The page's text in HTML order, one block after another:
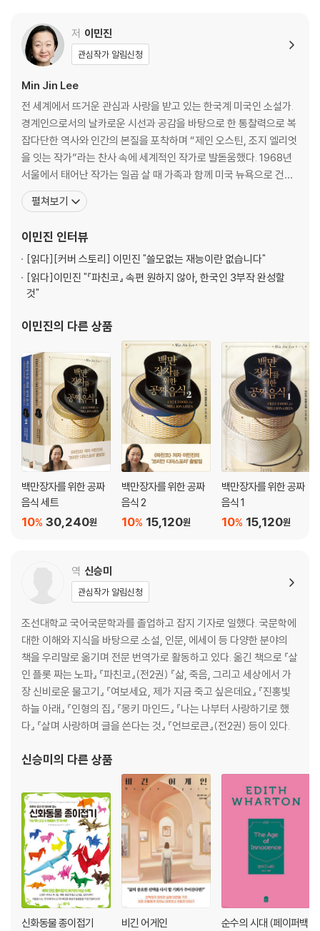
‘한국 독자를 위한 서문’ 특별 수록 2022년 새로운 번역으로 돌아온 『파친
코』에 이어, 이민진 작가의 ‘코리안 디아스포라’ 삼부작의 첫 번째 소설인
『백만장자를 위한 공짜 음식』이 한국 독자를 찾아왔다. 1990년대 뉴욕을
배경으로 한국계 이민 2세대 여성인 케이시 한과 동생 티나 한, 친구 엘라
정한 월 스트리트에서나, 이민자의 고단함이 느껴지는 퀸스에서나 반은 한
국인이고 반은 미국인인 이들의 삶은 결코 녹록치 않다.
[도서] 백만장자를 위한 공짜 음식 2
이해받지 못하는 슬픔을 안고 사는 사람들 아픔을 나눌 줄 아는 사람들 그
러나 그 안에서도 철저히 혼자인 당신의 이야기 세계적 베스트셀러 『파친
디터스 초이스, 《타임스》, 《USA투데이》 선정 올해의 책 2022년 새로운
번역으로 돌아온 『파친코』에 이어, 이민진 작가의 ‘코리안 디아스포라’ 삼
부작의 첫 번째 소설인 『백만장자를 위한 공짜 음식』이 한국 독자를 찾아
왔다. 1990년대 뉴욕을 배경으로 한국계 이민 2세대 여성인 케이시 한과
이는 맨해튼에서나, 비정한 월 스트리트에서나, 이민자의 고단함이 느껴
않다. 재능 넘치고 좋은 교육까지 받았음에도 성공의 문턱에서 미끄러지는
이들의 좌절은 이민 1세대인 부모 세대의 것과는 다르기에 더욱 안타깝다.
저 이민진
관심작가 알림신청
Min Jin Lee
전 세계에서 뜨거운 관심과 사랑을 받고 있는 한국계 미국인 소설가.
경계인으로서의 날카로운 시선과 공감을 바탕으로 한 통찰력으로 복
잡다단한 역사와 인간의 본질을 포착하며 “제인 오스틴, 조지 엘리엇
을 잇는 작가”라는 찬사 속에 세계적인 작가로 발돋움했다. 1968년
서울에서 태어난 작가는 일곱 살 때 가족과 함께 미국 뉴욕으로 건너
갔다. 예일대학교에서 역사학을 공부한 후 조지타운대학교 로스쿨을
졸업하고 변호사로 일했으나, 건강 문제로 그만두게 되면서 오랜 꿈
목을 받기 시작했고, 2008년 미국 이민자의 이야기를 담은
펼쳐보기
이민진 인터뷰
[읽다] [커버 스토리] 이민진 "쓸모없는 재능이란 없습니다"
[읽다] 이민진 "『파친코』 속편 원하지 않아, 한국인 3부작 완성할
것"
이민진의 다른 상품
백만장자를 위한 공짜
음식 세트
30,240원
10%
백만장자를 위한 공짜
음식 2
15,120원
10%
백만장자를 위한 공짜
음식 1
15,120원
10%
역 신승미
관심작가 알림신청
조선대학교 국어국문학과를 졸업하고 잡지 기자로 일했다. 국문학에
대한 이해와 지식을 바탕으로 소설, 인문, 에세이 등 다양한 분야의
책을 우리말로 옮기며 전문 번역가로 활동하고 있다. 옮긴 책으로 『살
인 플롯 짜는 노파』 『파친코』(전2권) 『삶, 죽음, 그리고 세상에서 가
장 신비로운 물고기』 『여보세요, 제가 지금 죽고 싶은데요』 『진홍빛
하늘 아래』 『인형의 집』 『몽키 마인드』 『나는 나부터 사랑하기로 했
다』 『살며 사랑하며 글을 쓴다는 것』 『언브로큰』(전2권) 등이 있다.
신승미 의 다른 상품
신화동물 종이접기 비긴 어게인
순수의 시대 (페이퍼백